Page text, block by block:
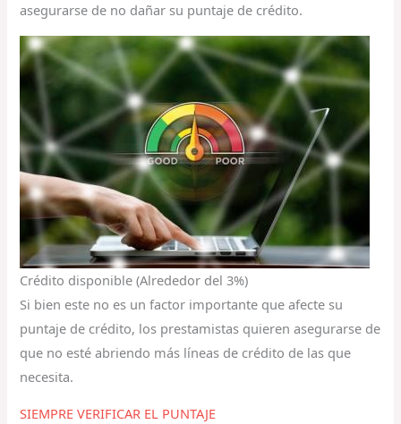
asegurarse de no dañar su puntaje de crédito.
Crédito disponible (Alrededor del 3%)
Si bien este no es un factor importante que afecte su
puntaje de crédito, los prestamistas quieren asegurarse de
que no esté abriendo más líneas de crédito de las que
necesita.
SIEMPRE VERIFICAR EL PUNTAJE